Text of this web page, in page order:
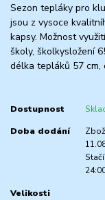
Sezon tepláky pro
jsou z vysoce
kapsy. Možnost
školy, školkysložení
délka tepláků 57 cm,
Dostupnost
Doba dodání
Velikosti